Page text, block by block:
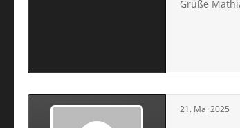
Grüße
21. Mai 2025